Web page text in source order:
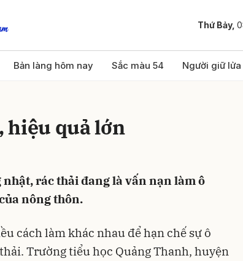
Thứ Bảy,
Bản làng hôm nay Sắc màu 54 Người giữ lửa
hiệu quả lớn
rác thải đang là vấn nạn làm ô
nông thôn.
cách làm khác nhau để hạn chế sự ô
Trường tiểu học Quảng Thanh, huyện
bình luận